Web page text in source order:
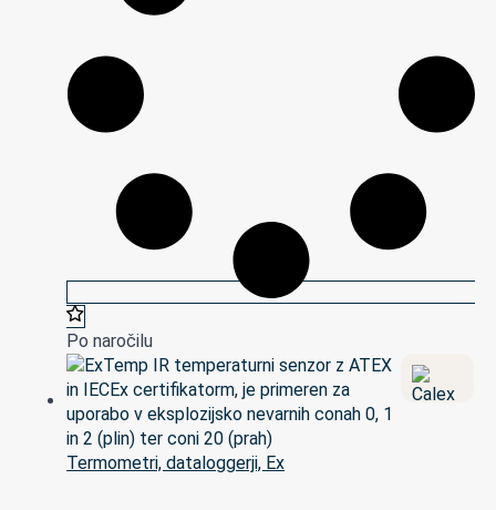
Po naročilu
Termometri, dataloggerji, Ex